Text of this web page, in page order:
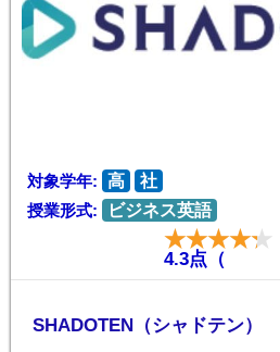
対象学年: 高
社
授業形式:
ビジネス英語
4.3点（
SHADOTEN（シャドテン）